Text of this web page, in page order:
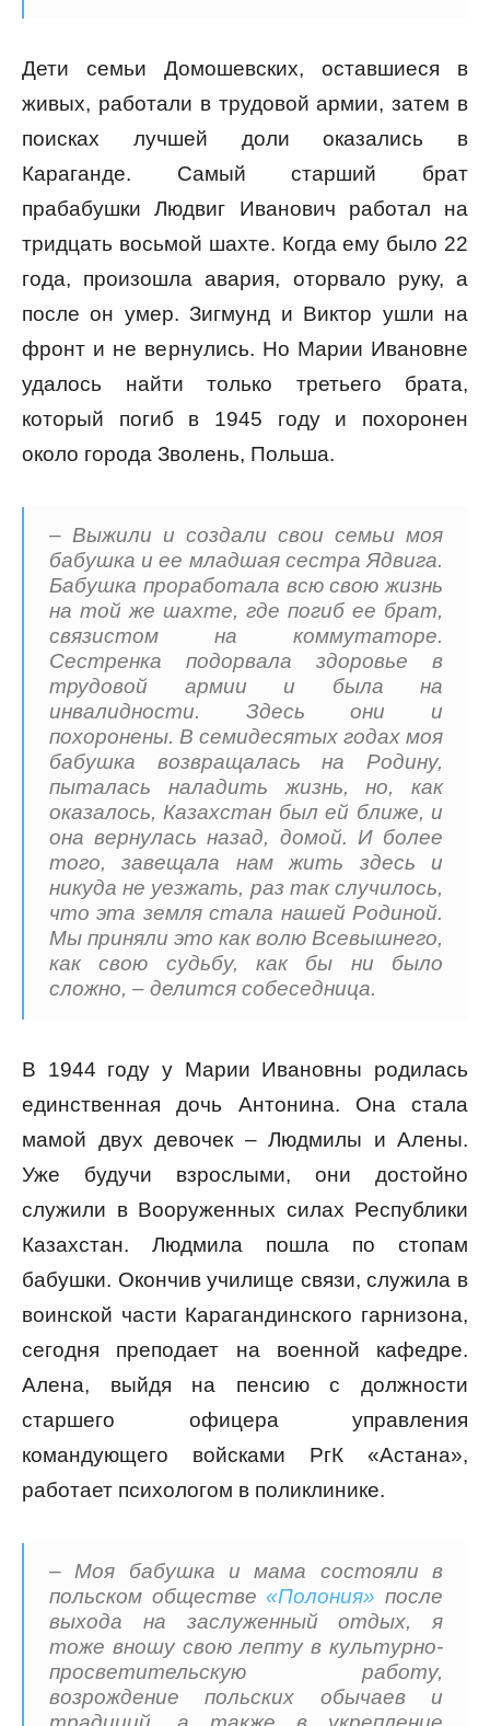
Дети семьи Домошевских, оставшиеся в
живых, работали в трудовой армии, затем в
поисках лучшей доли оказались в
Караганде. Самый старший брат
прабабушки Людвиг Иванович работал на
тридцать восьмой шахте. Когда ему было 22
года, произошла авария, оторвало руку, а
после он умер. Зигмунд и Виктор ушли на
фронт и не вернулись. Но Марии Ивановне
удалось найти только третьего брата,
который погиб в 1945 году и похоронен
около города Зволень, Польша.
– Выжили и создали свои семьи моя
бабушка и ее младшая сестра Ядвига.
Бабушка проработала всю свою жизнь
на той же шахте, где погиб ее брат,
связистом на коммутаторе.
Сестренка подорвала здоровье в
трудовой армии и была на
инвалидности. Здесь они и
похоронены. В семидесятых годах моя
бабушка возвращалась на Родину,
пыталась наладить жизнь, но, как
оказалось, Казахстан был ей ближе, и
она вернулась назад, домой. И более
того, завещала нам жить здесь и
никуда не уезжать, раз так случилось,
что эта земля стала нашей Родиной.
Мы приняли это как волю Всевышнего,
как свою судьбу, как бы ни было
сложно, – делится собеседница.
В 1944 году у Марии Ивановны родилась
единственная дочь Антонина. Она стала
мамой двух девочек – Людмилы и Алены.
Уже будучи взрослыми, они достойно
служили в Вооруженных силах Республики
Казахстан. Людмила пошла по стопам
бабушки. Окончив училище связи, служила в
воинской части Карагандинского гарнизона,
сегодня преподает на военной кафедре.
Алена, выйдя на пенсию с должности
старшего офицера управления
командующего войсками РгК «Астана»,
работает психологом в поликлинике.
– Моя бабушка и мама состояли в
польском обществе«Полония» после
выхода на заслуженный отдых, я
тоже вношу свою лепту в культурно-
просветительскую работу,
возрождение польских обычаев и